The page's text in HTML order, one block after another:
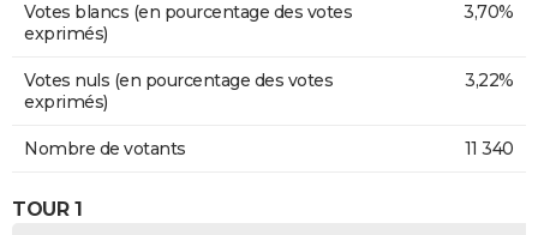
Votes blancs (en pourcentage des votes
exprimés)
3,70%
Votes nuls (en pourcentage des votes
exprimés)
3,22%
Nombre de votants 11 340
TOUR 1